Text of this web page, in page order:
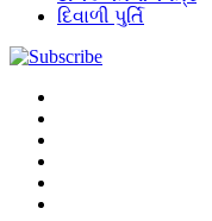
દિવાળી પુર્તિ